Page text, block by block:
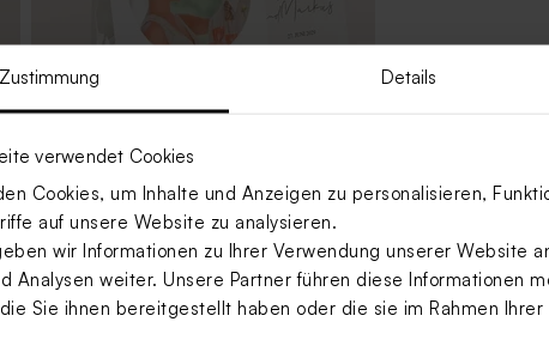
Zustimmung Details
verwendet Cookies
Cookies, um Inhalte und Anzeigen zu personalisieren,
auf unsere Website zu analysieren.
wir Informationen zu Ihrer Verwendung unserer Website
Analysen weiter. Unsere Partner führen diese Informationen
Sie ihnen bereitgestellt haben oder die sie im Rahmen
Danketütchen mit Foto 'Floral' |
Greenery-Design